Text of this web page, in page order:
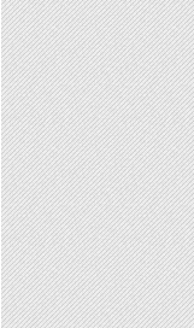
Mother's Day 2025